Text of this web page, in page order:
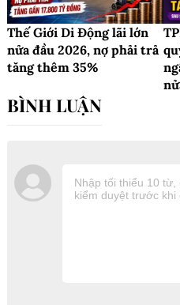
Thế Giới Di Động lãi lớn
nửa đầu 2026, nợ phải trả
tăng thêm 35%